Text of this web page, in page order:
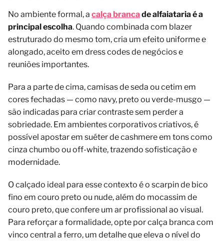
No ambiente formal, a calça branca de alfaiataria é a
principal escolha. Quando combinada com blazer
estruturado do mesmo tom, cria um efeito uniforme e
alongado, aceito em dress codes de negócios e
reuniões importantes.
Para a parte de cima, camisas de seda ou cetim em
cores fechadas — como navy, preto ou verde-musgo —
são indicadas para criar contraste sem perder a
sobriedade. Em ambientes corporativos criativos, é
possível apostar em suéter de cashmere em tons como
cinza chumbo ou off-white, trazendo sofisticação e
modernidade.
O calçado ideal para esse contexto é o scarpin de bico
fino em couro preto ou nude, além do mocassim de
couro preto, que confere um ar profissional ao visual.
Para reforçar a formalidade, opte por calça branca com
vinco central a ferro, um detalhe que eleva o nível do